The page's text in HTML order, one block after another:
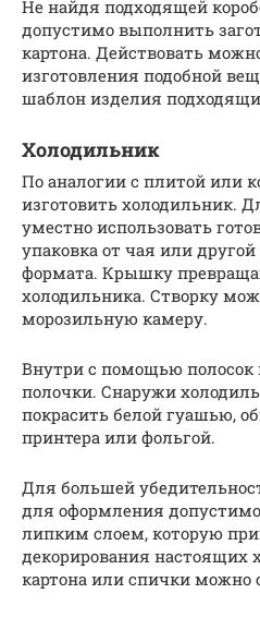
Не найдя подходящей
допустимо выполнить
картона. Действовать
изготовления подобной
шаблон изделия
Холодильник
По аналогии с плитой или
изготовить холодильник.
уместно использовать
упаковка от чая или
формата. Крышку
холодильника. Створку
морозильную камеру.
Внутри с помощью полосок
полочки. Снаружи
покрасить белой гуашью,
принтера или фольгой.
Для большей
для оформления
липким слоем, которую
декорирования настоящих
картона или спички можно